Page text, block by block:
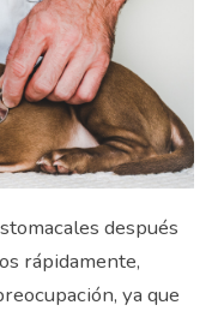
después
rápidamente,
ya que